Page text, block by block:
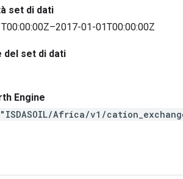
set di dati
01-01T00:00:00Z
del set di dati
Engine
Africa/v1/